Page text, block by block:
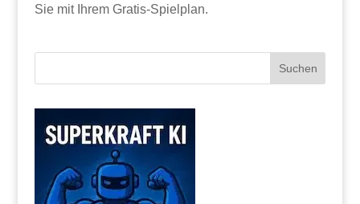
Sie mit Ihrem Gratis-Spielplan.